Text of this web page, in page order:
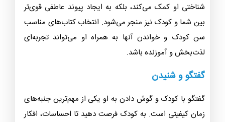
شناختی او کمک می‌کند، بلکه به ایجاد پیوند عاطفی قوی‌تر
بین شما و کودک نیز منجر می‌شود. انتخاب کتاب‌های مناسب
سن کودک و خواندن آنها به همراه او می‌تواند تجربه‌ای
لذت‌بخش و آموزنده باشد.
گفتگو و شنیدن
گفتگو با کودک و گوش دادن به او یکی از مهم‌ترین جنبه‌های
زمان کیفیتی است. به کودک فرصت دهید تا احساسات، افکار